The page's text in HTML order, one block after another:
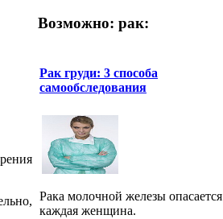
Возможно: рак:
Рак груди: 3 способа
самообследования
Рака молочной железы опасается
каждая женщина.